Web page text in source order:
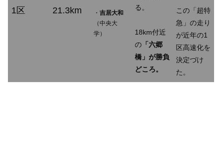
1区 21.3km ・ 吉居大和
（中央大
学）
る。
18km付近
の 「六郷
橋」が勝負
どころ。
この「超特
急」の走り
が近年の1
区高速化を
決定づけ
た。